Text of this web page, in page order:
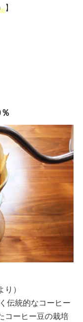
】
）
伝統的なコーヒー
コーヒー豆の栽培